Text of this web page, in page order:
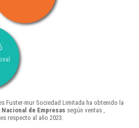
Fuster-mur Sociedad Limitada ha obtenido la
Nacional de Empresas según ventas ,
respecto al año 2023.